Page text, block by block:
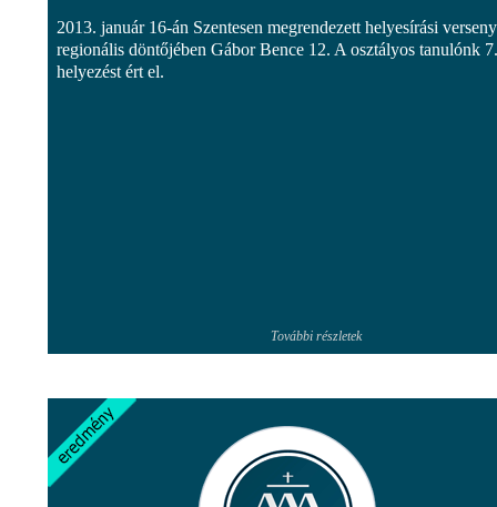
2013. január 16-án Szentesen megrendezett helyesírási verseny
regionális döntőjében Gábor Bence 12. A osztályos tanulónk 7.
helyezést ért el.
További részletek